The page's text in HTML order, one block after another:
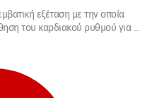
εξέταση με την οποία
του καρδιακού ρυθμού για ...